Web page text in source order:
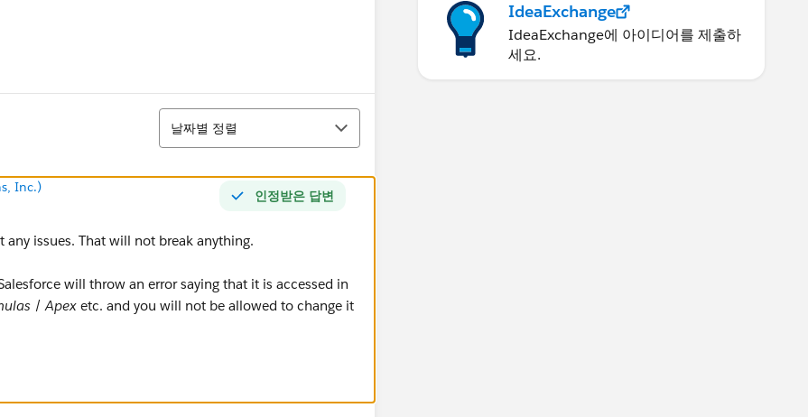
정렬
날짜별 정렬
인정받은 답변
Inc.)
any issues. That will not break anything.
will throw an error saying that it is accessed in
/Apex etc. and you will not be allowed to change it
IdeaExchange
IdeaExchange에 아이디어를 제출하
세요.